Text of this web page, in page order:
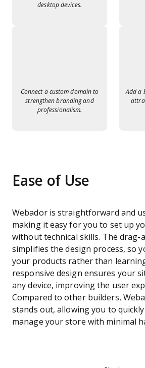
desktop devices.
Connect a custom domain to
strengthen branding and
professionalism.
Add a
Ease of Use
Webador is straightforward and
making it easy for you to set up
without technical skills. The drag-
simplifies the design process, so
your products rather than
responsive design ensures your
any device, improving the user
Compared to other builders,
stands out, allowing you to
manage your store with minimal